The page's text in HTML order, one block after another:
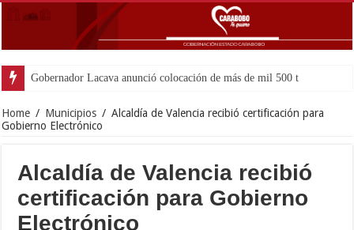
Home / Municipios / Alcaldía de Valencia recibió certificación para
Gobierno Electrónico
Alcaldía de Valencia recibió
certificación para Gobierno
Electrónico